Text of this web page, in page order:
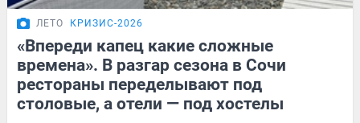
ЛЕТО КРИЗИС-2026
«Впереди капец какие сложные
времена». В разгар сезона в Сочи
рестораны переделывают под
столовые, а отели — под хостелы